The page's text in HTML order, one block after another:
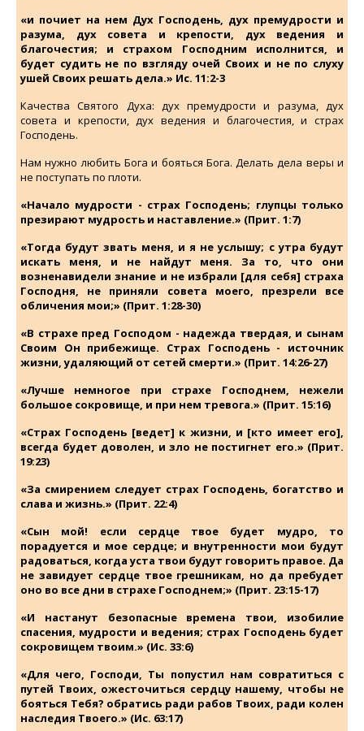
«и почиет на нем Дух Господень, дух премудрости и
разума, дух совета и крепости, дух ведения и
благочестия; и страхом Господним исполнится, и
будет судить не по взгляду очей Своих и не по слуху
ушей Своих решать дела.» Ис. 11:2-3
Качества Святого Духа: дух премудрости и разума, дух
совета и крепости, дух ведения и благочестия, и страх
Господень.
Нам нужно любить Бога и бояться Бога. Делать дела веры и
не поступать по плоти.
«Начало мудрости - страх Господень; глупцы только
презирают мудрость и наставление.» (Прит. 1:7)
«Тогда будут звать меня, и я не услышу; с утра будут
искать меня, и не найдут меня. За то, что они
возненавидели знание и не избрали [для себя] страха
Господня, не приняли совета моего, презрели все
обличения мои;» (Прит. 1:28-30)
«В страхе пред Господом - надежда твердая, и сынам
Своим Он прибежище. Страх Господень - источник
жизни, удаляющий от сетей смерти.» (Прит. 14:26-27)
«Лучше немногое при страхе Господнем, нежели
большое сокровище, и при нем тревога.» (Прит. 15:16)
«Страх Господень [ведет] к жизни, и [кто имеет его],
всегда будет доволен, и зло не постигнет его.» (Прит.
19:23)
«За смирением следует страх Господень, богатство и
слава и жизнь.» (Прит. 22:4)
«Сын мой! если сердце твое будет мудро, то
порадуется и мое сердце; и внутренности мои будут
радоваться, когда уста твои будут говорить правое. Да
не завидует сердце твое грешникам, но да пребудет
оно во все дни в страхе Господнем;» (Прит. 23:15-17)
«И настанут безопасные времена твои, изобилие
спасения, мудрости и ведения; страх Господень будет
сокровищем твоим.» (Ис. 33:6)
«Для чего, Господи, Ты попустил нам совратиться с
путей Твоих, ожесточиться сердцу нашему, чтобы не
бояться Тебя? обратись ради рабов Твоих, ради колен
наследия Твоего.» (Ис. 63:17)